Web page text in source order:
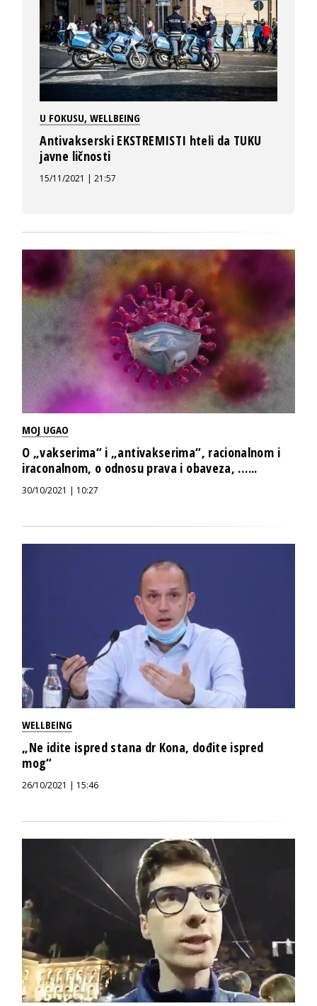
U FOKUSU,WELLBEING
Antivakserski EKSTREMISTI hteli da TUKU
javne ličnosti
15/11/2021 | 21:57
MOJ UGAO
O „vakserima“ i „antivakserima“, racionalnom i
iraconalnom, o odnosu prava i obaveza, …...
30/10/2021 | 10:27
WELLBEING
„Ne idite ispred stana dr Kona, dođite ispred
mog“
26/10/2021 | 15:46